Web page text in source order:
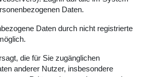
Daten.
Daten durch nicht registrierte
die für Sie zugänglichen
anderer Nutzer, insbesondere